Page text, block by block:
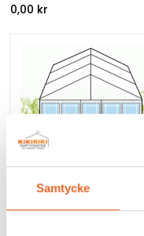
Samtycke
0,00 kr
Tält R12,5-XXL 12,5x…
Längder > 25m